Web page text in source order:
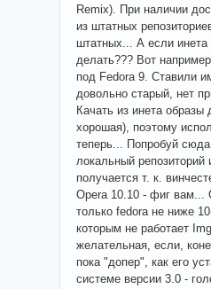
Remix). При наличии
из штатных
штатных... А если
делать??? Вот
под Fedora 9. Ставили
довольно старый, нет
Качать из инета образы
хорошая), поэтому
теперь... Попробуй
локальный репозиторий
получается т. к.
Opera 10.10 - фиг вам...
только fedora не ниже
которым не работает
желательная, если,
пока "допер", как его
системе версии 3.0 -